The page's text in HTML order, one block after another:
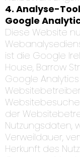
4. Analyse-
Google
Diese Website
ist die Google
House, Barrow
Google
der
Nutzungsdaten,
Verweildauer,
Herkunft des